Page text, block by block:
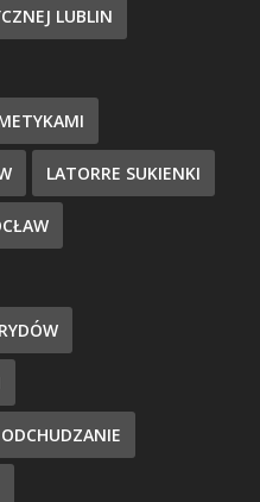
LUBLIN
LATORRE SUKIENKI